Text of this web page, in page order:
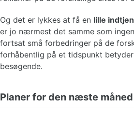
Og det er lykkes at få en lille
er jo nærmest det samme som
fortsat små forbedringer på de
forhåbentlig på et tidspunkt
besøgende.
Planer for den næste måned